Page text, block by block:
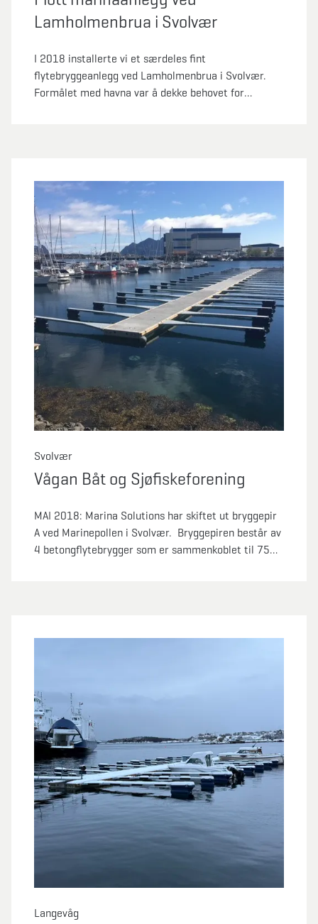
Lamholmenbrua i Svolvær
I 2018 installerte vi et særdeles fint
flytebryggeanlegg ved Lamholmenbrua i Svolvær.
Formålet med havna var å dekke behovet for
Svolvær
Vågan Båt og Sjøfiskeforening
MAI 2018: Marina Solutions har skiftet ut bryggepir
A ved Marinepollen i Svolvær. Bryggepiren består av
4 betongflytebrygger som er sammenkoblet til 75
Langevåg